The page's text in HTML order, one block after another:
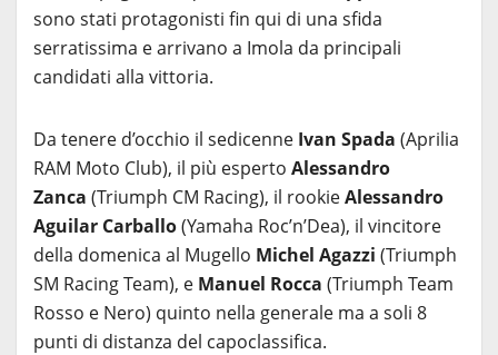
sono stati protagonisti fin qui di una sfida
serratissima e arrivano a Imola da principali
candidati alla vittoria.
Da tenere d’occhio il sedicenne Ivan Spada (Aprilia
RAM Moto Club), il più esperto Alessandro
Zanca (Triumph CM Racing), il rookieAlessandro
Aguilar Carballo(Yamaha Roc’n’Dea), il vincitore
della domenica al Mugello Michel Agazzi (Triumph
SM Racing Team), e Manuel Rocca (Triumph Team
Rosso e Nero) quinto nella generale ma a soli 8
punti di distanza del capoclassifica.